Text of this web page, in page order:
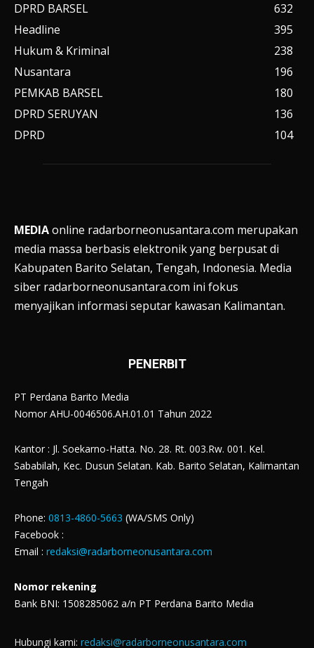
DPRD BARSEL
632
Headline
395
Hukum & Kriminal
238
Nusantara
196
PEMKAB BARSEL
180
DPRD SERUYAN
136
DPRD
104
MEDIAonline radarborneonusantara.com merupakan
media massa berbasis elektronik yang berpusat di
Kabupaten Barito Selatan, Tengah, Indonesia. Media
siber radarborneonusantara.com ini fokus
menyajikan informasi seputar kawasan Kalimantan.
PENERBIT
PT Perdana Barito Media
Nomor AHU-0046506.AH.01.01 Tahun 2022
Kantor : Jl. Soekarno-Hatta. No. 28. Rt. 003.Rw. 001. Kel.
Sababilah, Kec. Dusun Selatan. Kab. Barito Selatan, Kalimantan
Tengah
Phone: 0813-4860-5663 (WA/SMS Only)
Facebook :
Email : redaksi@radarborneonusantara.com
Nomor rekening
Bank BNI: 1508285062 a/n PT Perdana Barito Media
Hubungi kami: redaksi@radarborneonusantara.com